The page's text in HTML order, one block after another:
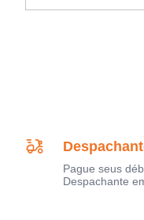
Pague seus
Despachante